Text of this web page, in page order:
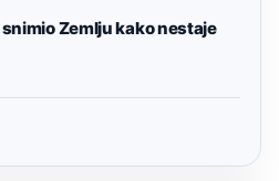
Zemlju kako nestaje